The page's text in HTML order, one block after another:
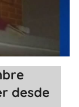
desde